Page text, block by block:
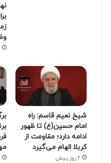
شیخ نعیم قاسم: راه
امام حسین(ع) تا ظهور
ادامه دارد؛ مقاومت از
کربلا الهام می‌گیرد
2 روز پیش